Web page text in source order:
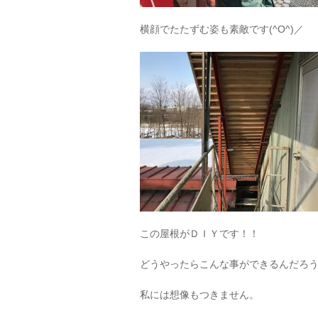
横顔でたたずむ姿も素敵です(^O^)／
この屋根がＤＩＹです！！
どうやったらこんな事ができるんだろ
私には想像もつきません。